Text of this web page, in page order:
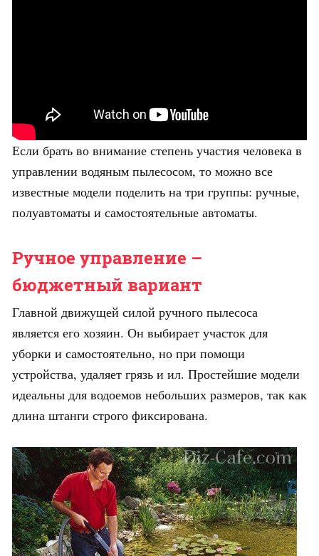
Если брать во внимание степень участия человека в
управлении водяным пылесосом, то можно все
известные модели поделить на три группы: ручные,
полуавтоматы и самостоятельные автоматы.
Ручное управление –
бюджетный вариант
Главной движущей силой ручного пылесоса
является его хозяин. Он выбирает участок для
уборки и самостоятельно, но при помощи
устройства, удаляет грязь и ил. Простейшие модели
идеальны для водоемов небольших размеров, так как
длина штанги строго фиксирована.